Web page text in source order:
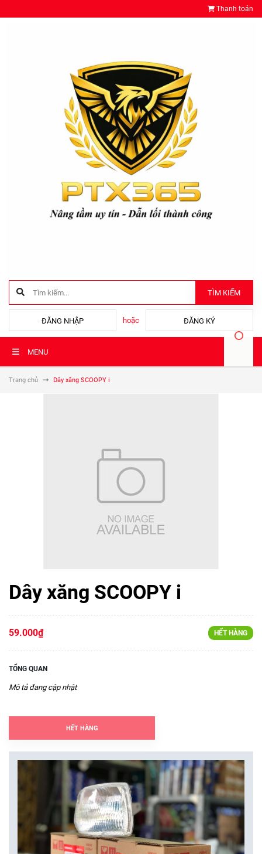
Thanh toán
TÌM KIẾM
ĐĂNG NHẬP hoặc ĐĂNG KÝ
MENU
Trang chủ Dây xăng SCOOPY i
Dây xăng SCOOPY i
59.000₫ HẾT HÀNG
TỔNG QUAN
Mô tả đang cập nhật
HẾT HÀNG